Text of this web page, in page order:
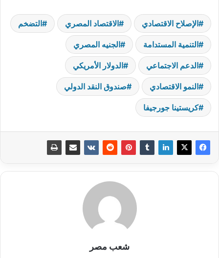
الإصلاح الاقتصادي الاقتصاد المصري التضخم
التنمية المستدامة الجنيه المصري
الدعم الاجتماعي الدولار الأمريكي
النمو الاقتصادي صندوق النقد الدولي
كريستينا جورجيفا
شعب مصر